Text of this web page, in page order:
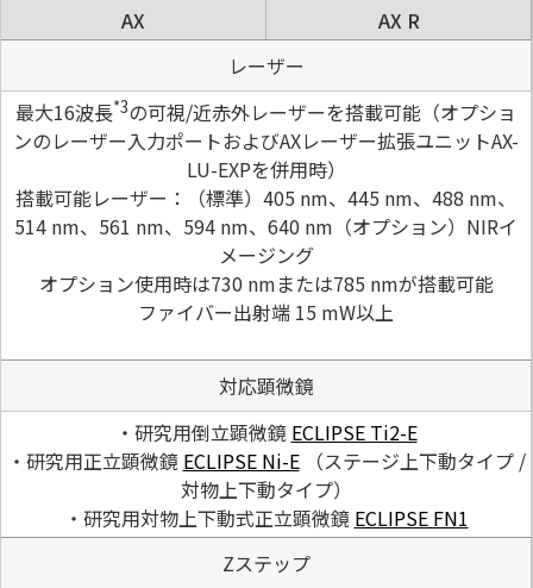
AX
AX R
レーザー
最大16波長*3の可視/近赤外レーザーを搭載可能（オプショ
ンのレーザー入力ポートおよびAXレーザー拡張ユニットAX-
LU-EXPを併用時）
搭載可能レーザー：（標準）405 nm、445 nm、488 nm、
514 nm、561 nm、594 nm、640 nm（オプション）NIRイ
メージング
オプション使用時は730 nmまたは785 nmが搭載可能
ファイバー出射端 15 mW以上
対応顕微鏡
・研究用倒立顕微鏡 ECLIPSE Ti2-E
・研究用正立顕微鏡 ECLIPSE Ni-E（ステージ上下動タイプ /
対物上下動タイプ）
・研究用対物上下動式正立顕微鏡 ECLIPSE FN1
Zステップ